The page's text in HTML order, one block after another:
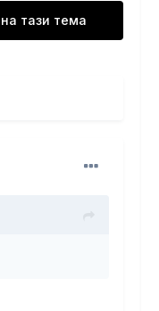
тази тема